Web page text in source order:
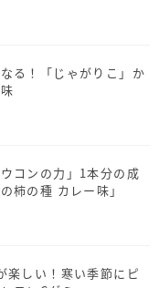
る！「じゃがりこ」か
コンの力」1本分の成
柿の種 カレー味」
楽しい！寒い季節にピ